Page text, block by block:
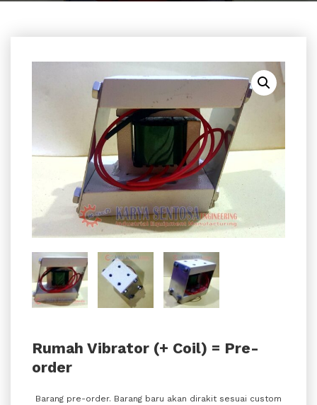
Rumah Vibrator (+ Coil) = Pre-
order
Barang pre-order. Barang baru akan dirakit sesuai custom